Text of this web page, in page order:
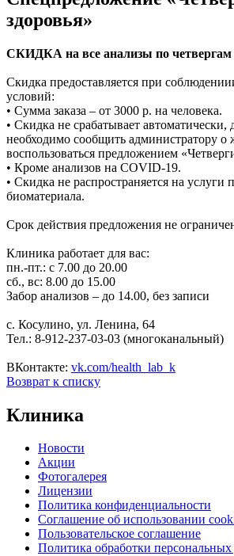
здоровья»
СКИДКА на все анализы по
Скидка предоставляется при
условий:
• Сумма заказа – от 3000 р. на человека.
• Скидка не срабатывает автоматически,
необходимо сообщить администратору о
воспользоваться предложением
• Кроме анализов на COVID-19.
• Скидка не распространяется на услуги
биоматериала.
Срок действия предложения не
Клиника работает для вас:
пн.-пт.: с 7.00 до 20.00
сб., вс: 8.00 до 15.00
Забор анализов – до 14.00, без записи
с. Косулино, ул. Ленина, 64
Тел.: 8-912-237-03-03 (многоканальный)
ВКонтакте: vk.com/health_lab_k
Возврат к списку
Клиника
Новости
Акции
Фотогалерея
Лицензии
Политика конфиденциальности
Соглашение об использовании
Пользовательское соглашение
Политика обработки